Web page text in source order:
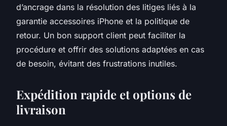
d’ancrage dans la résolution des litiges liés à la
garantie accessoires iPhone et la politique de
retour. Un bon support client peut faciliter la
procédure et offrir des solutions adaptées en cas
de besoin, évitant des frustrations inutiles.
Expédition rapide et options de
livraison